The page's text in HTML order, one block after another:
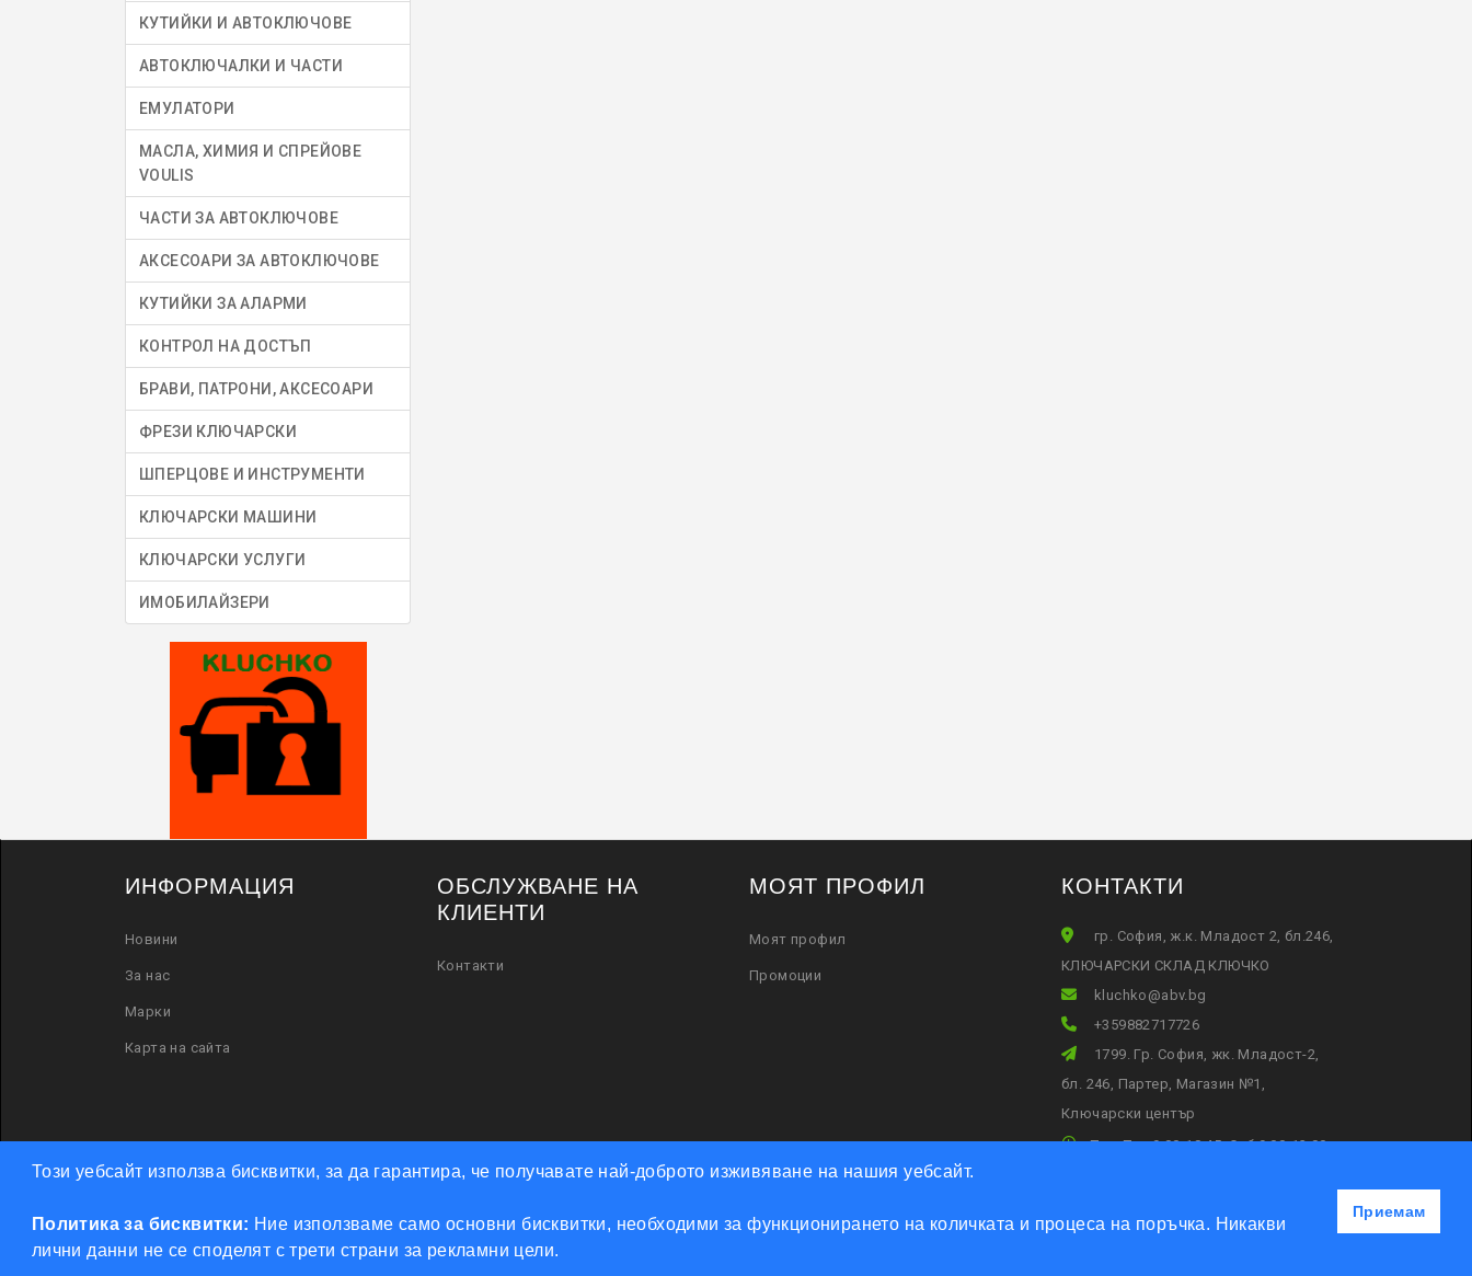
Този уебсайт използва бисквитки, за да гарантира, че получавате най-доброто изживяване на нашия уебсайт.
Политика за бисквитки: Ние използваме само основни бисквитки, необходими за функционирането на количката и процеса на поръчка. Никакви
лични данни не се споделят с трети страни за рекламни цели.
Приемам
КУТИЙКИ И АВТОКЛЮЧОВЕ
АВТОКЛЮЧАЛКИ И ЧАСТИ
ЕМУЛАТОРИ
МАСЛА, ХИМИЯ И СПРЕЙОВЕ
VOULIS
ЧАСТИ ЗА АВТОКЛЮЧОВЕ
АКСЕСОАРИ ЗА АВТОКЛЮЧОВЕ
КУТИЙКИ ЗА АЛАРМИ
КОНТРОЛ НА ДОСТЪП
БРАВИ, ПАТРОНИ, АКСЕСОАРИ
ФРЕЗИ КЛЮЧАРСКИ
ШПЕРЦОВЕ И ИНСТРУМЕНТИ
КЛЮЧАРСКИ МАШИНИ
КЛЮЧАРСКИ УСЛУГИ
ИМОБИЛАЙЗЕРИ
ИНФОРМАЦИЯ
Новини
За нас
Марки
Карта на сайта
ОБСЛУЖВАНЕ НА
КЛИЕНТИ
Контакти
МОЯТ ПРОФИЛ
Моят профил
Промоции
КОНТАКТИ
гр. София, ж.к. Младост 2, бл.246,
КЛЮЧАРСКИ СКЛАД КЛЮЧКО
gb.vba@okhculk
+359882717726
1799. Гр. София, жк. Младост-2,
бл. 246, Партер, Магазин №1,
Ключарски център
Пон-Пет 9:00-18:45, Съб:9:00-13:00
Powered by Accento theme